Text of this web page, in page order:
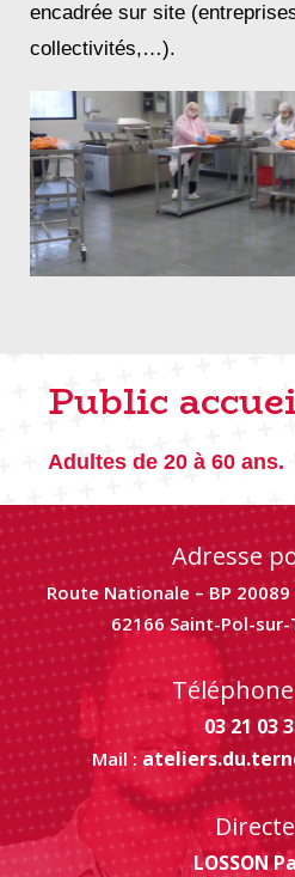
encadrée sur site
collectivités,…).
Public
Adultes de 20 à 60 ans.
Adresse
Route Nationale – BP
62166 Saint-Pol-
03 21 03
Mail :
LOSSON